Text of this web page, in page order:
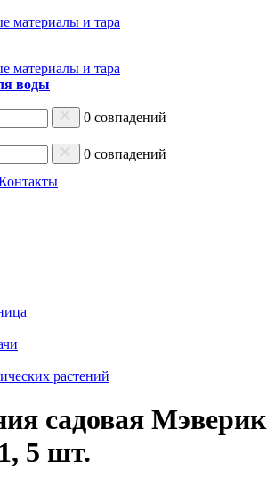
материалы и тара
материалы и тара
воды
0 совпадений
0 совпадений
растений
садовая Мэверик
5 шт.